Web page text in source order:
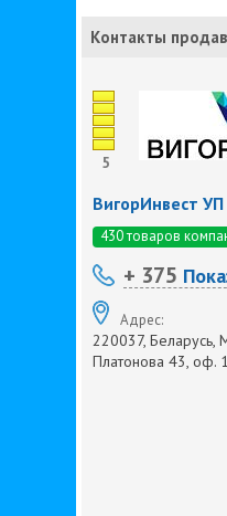
Контакты
5
ВигорИнвест УП
430 товаров
+ 375
Адрес:
220037, Беларусь,
Платонова 43, оф.